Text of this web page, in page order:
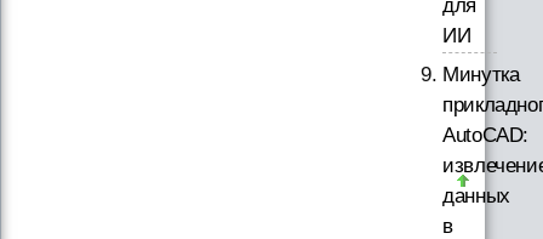
для
ИИ
Минутка
AutoCAD:
данных
в